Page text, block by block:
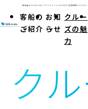
電話番号:03-6284-1264 / フリーダイヤル:0120-868031営業時間:9:30-12:00 /
客船の
ご紹介
お知
らせ
クルー
ズの魅
力
Attractions of
ク